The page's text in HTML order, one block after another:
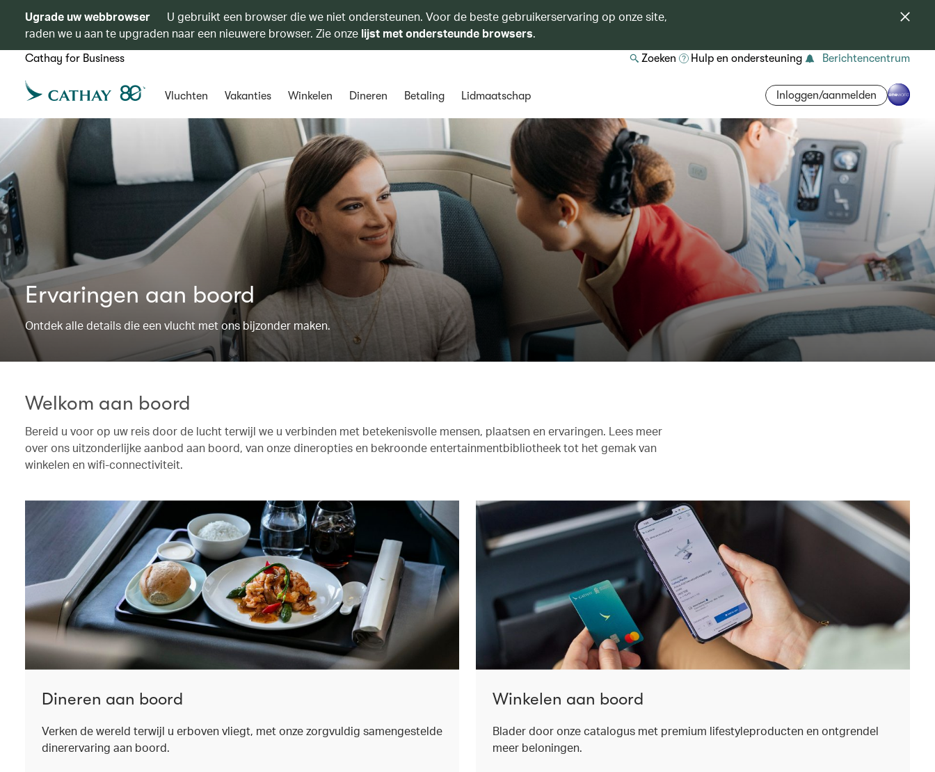
Ugrade uw webbrowser
U gebruikt een browser die we niet ondersteunen. Voor de beste gebruikerservaring op onze site,
raden we u aan te upgraden naar een nieuwere browser. Zie onze lijst met ondersteunde browsers.
Cathay for Business Zoeken Hulp en ondersteuning Berichtencentrum
Vluchten Vakanties Winkelen Dineren Betaling Lidmaatschap Inloggen/aanmelden
Ervaringen aan boord
Ontdek alle details die een vlucht met ons bijzonder maken.
Welkom aan boord
Bereid u voor op uw reis door de lucht terwijl we u verbinden met betekenisvolle mensen, plaatsen en ervaringen. Lees meer
over ons uitzonderlijke aanbod aan boord, van onze dineropties en bekroonde entertainmentbibliotheek tot het gemak van
winkelen en wifi-connectiviteit.
Dineren aan boord
Verken de wereld terwijl u erboven vliegt, met onze zorgvuldig samengestelde
dinerervaring aan boord.
Winkelen aan boord
Blader door onze catalogus met premium lifestyleproducten en ontgrendel
meer beloningen.